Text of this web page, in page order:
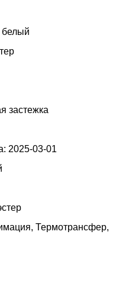
белый
застежка
2025-03-01
Термотрансфер,